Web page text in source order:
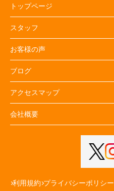
トップページ
スタッフ
お客様の声
ブログ
アクセスマップ
会社概要
利用規約 プライバシーポリシー